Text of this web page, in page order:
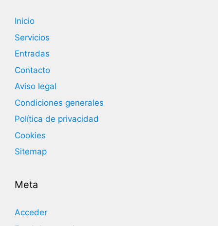
Inicio
Servicios
Entradas
Contacto
Aviso legal
Condiciones generales
Política de privacidad
Cookies
Sitemap
Meta
Acceder